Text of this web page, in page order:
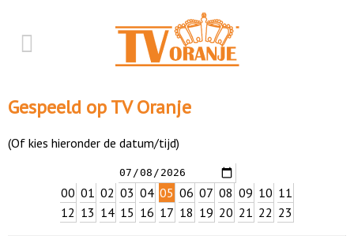
Gespeeld op TV Oranje
(Of kies hieronder de datum/tijd)
00 01 02 03 04 05 06 07 08 09 10 11
12 13 14 15 16 17 18 19 20 21 22 23